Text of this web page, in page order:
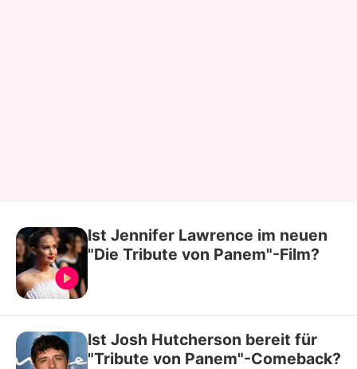
Ist Jennifer Lawrence im neuen
"Die Tribute von Panem"-Film?
Ist Josh Hutcherson bereit für
"Tribute von Panem"-Comeback?